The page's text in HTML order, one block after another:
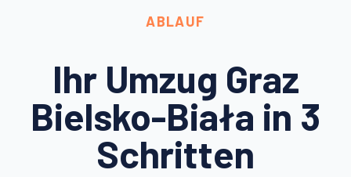
ABLAUF
Ihr Umzug Graz
Bielsko-Biała in 3
Schritten